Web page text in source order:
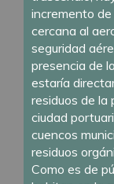
incremento
cercana al
seguridad
presencia de
estaría
residuos de la
ciudad
cuencos
residuos
Como es de